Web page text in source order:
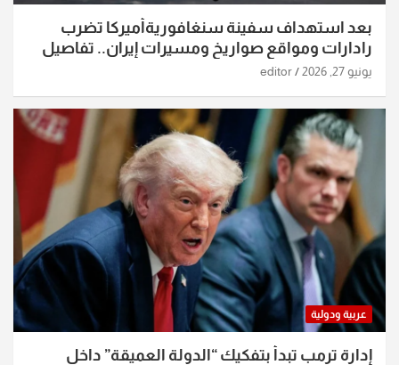
بعد استهداف سفينة سنغافوريةأميركا تضرب
رادارات ومواقع صواريخ ومسيرات إيران.. تفاصيل
الساعات الماضية
يونيو 27, 2026 editor
عربية ودولية
إدارة ترمب تبدأ بتفكيك “الدولة العميقة” داخل